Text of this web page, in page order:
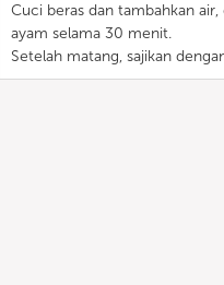
Cuci beras dan tambahkan
ayam selama 30 menit.
Setelah matang, sajikan